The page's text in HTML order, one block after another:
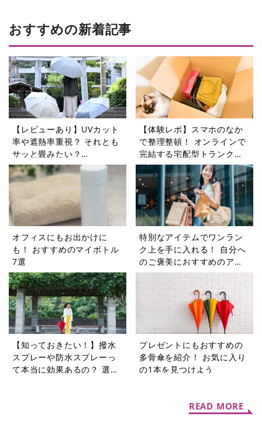
おすすめの新着記事
【レビューあり】UVカット
率や遮熱率重視？ それとも
サッと畳みたい？
「Waterfront®︎」で見つけ
る“自分に合う日傘”
【体験レポ】スマホのなか
で整理整頓！ オンラインで
完結する宅配型トランクル
ーム「minikura」が便利す
ぎる
オフィスにもお出かけに
も！ おすすめのマイボトル
7選
特別なアイテムでワンラン
ク上を手に入れる！ 自分へ
のご褒美におすすめのアイ
テム5選
【知っておきたい！】撥水
スプレーや防水スプレーっ
て本当に効果あるの？ 選び
プレゼントにもおすすめの
多骨傘を紹介！ お気に入り
の1本を見つけよう
READ MORE